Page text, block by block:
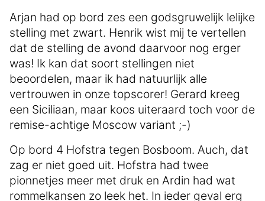
Arjan had op bord zes een godsgruwelijk lelijke
stelling met zwart. Henrik wist mij te vertellen
dat de stelling de avond daarvoor nog erger
was! Ik kan dat soort stellingen niet
beoordelen, maar ik had natuurlijk alle
vertrouwen in onze topscorer! Gerard kreeg
een Siciliaan, maar koos uiteraard toch voor de
remise-achtige Moscow variant ;-)
Op bord 4 Hofstra tegen Bosboom. Auch, dat
zag er niet goed uit. Hofstra had twee
pionnetjes meer met druk en Ardin had wat
rommelkansen zo leek het. In ieder geval erg